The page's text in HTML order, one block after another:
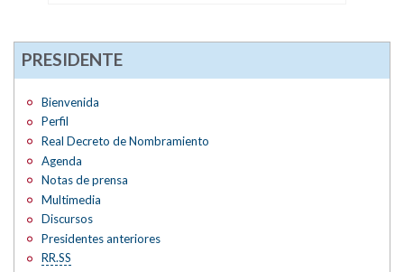
PRESIDENTE
Bienvenida
Perfil
Real Decreto de Nombramiento
Agenda
Notas de prensa
Multimedia
Discursos
Presidentes anteriores
RR.SS